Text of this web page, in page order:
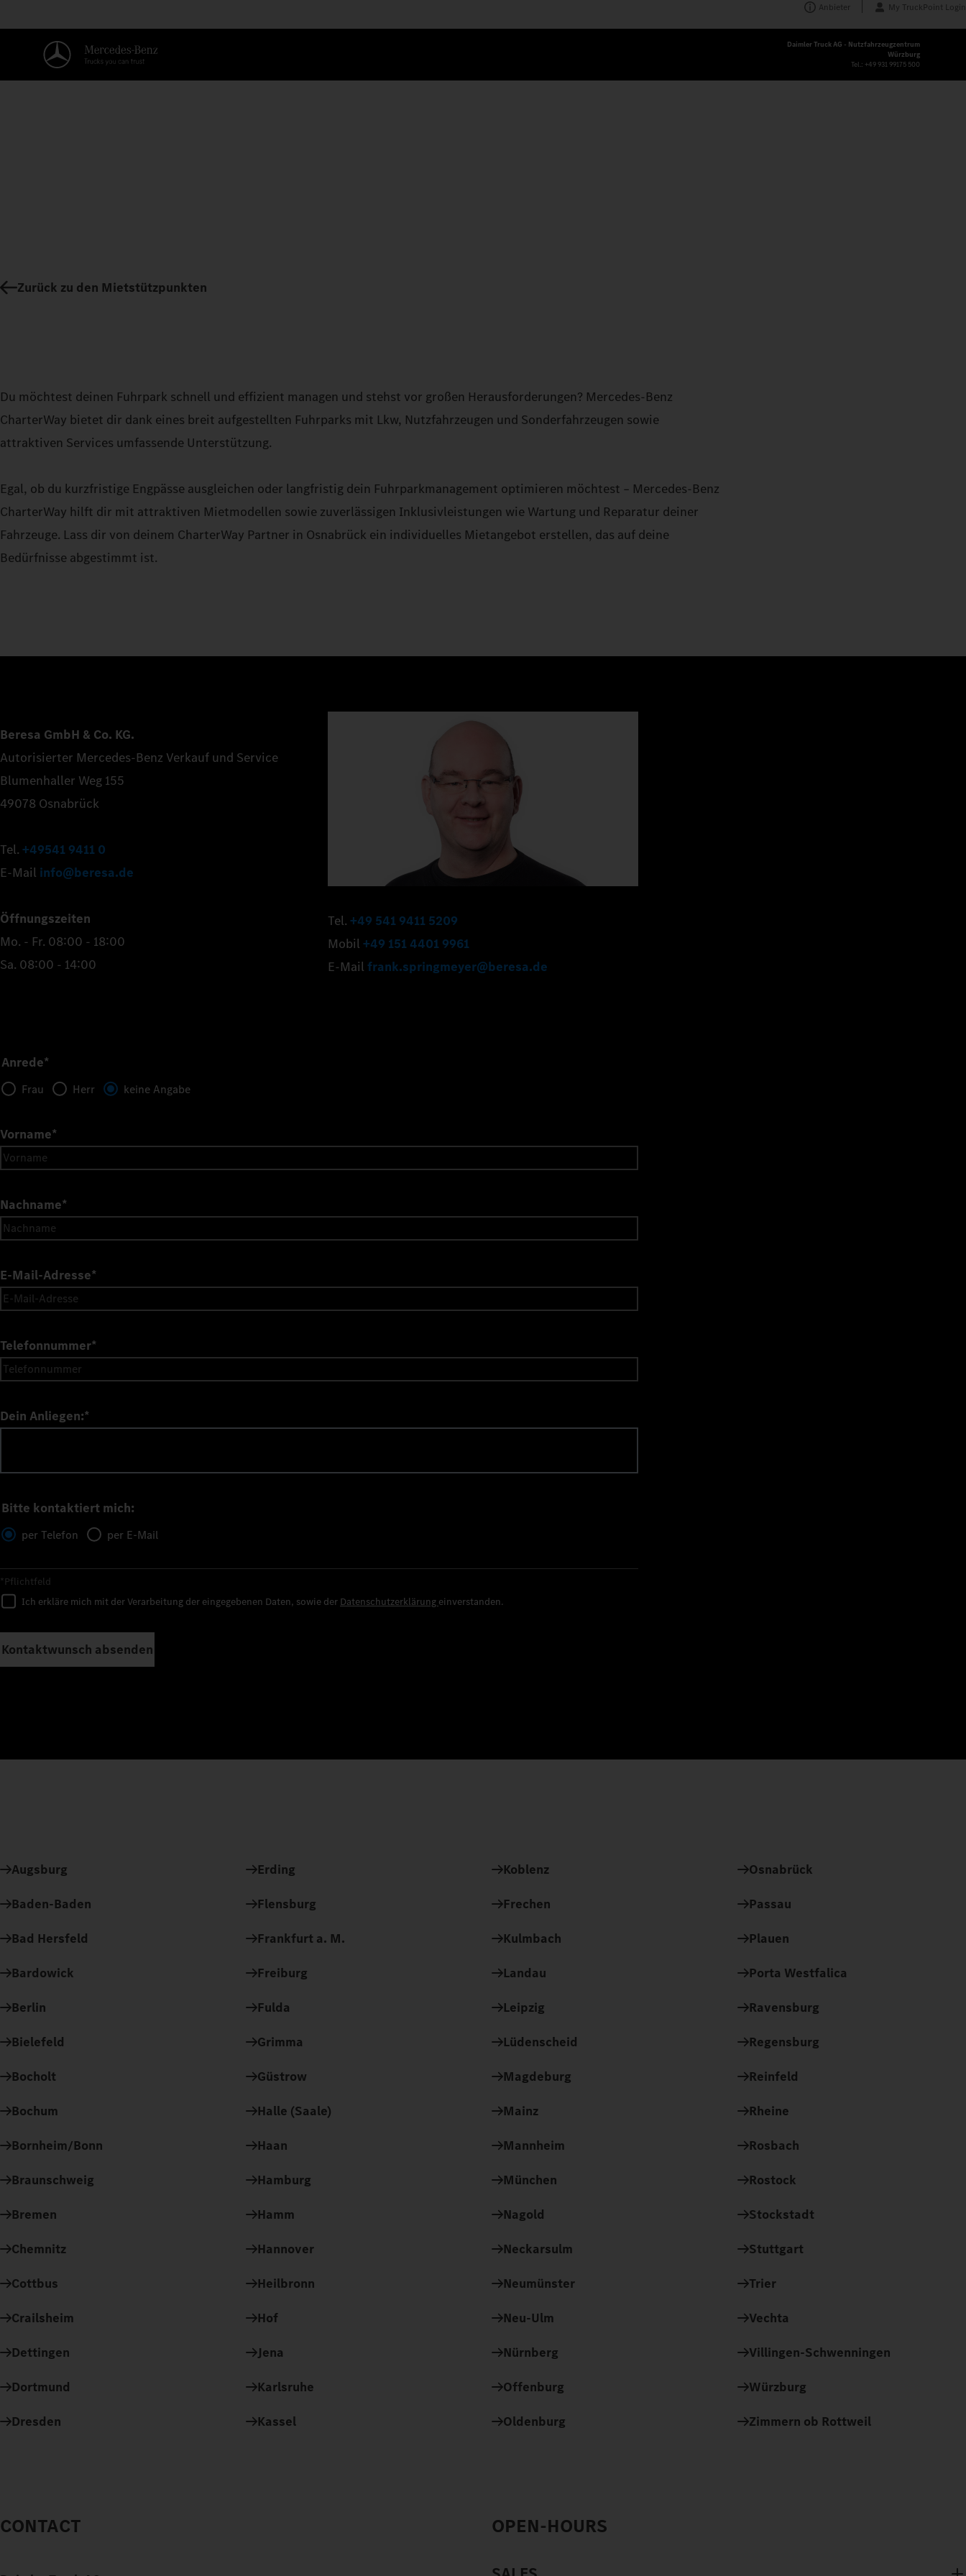
Anbieter My TruckPoint Login
Daimler Truck AG - Nutzfahrzeugzentrum
Würzburg
Tel.: +49 931 99175 500
Zurück zu den Mietstützpunkten
Du möchtest deinen Fuhrpark schnell und effizient managen und stehst vor großen Herausforderungen? Mercedes-Benz
CharterWay bietet dir dank eines breit aufgestellten Fuhrparks mit Lkw, Nutzfahrzeugen und Sonderfahrzeugen sowie
attraktiven Services umfassende Unterstützung.
Egal, ob du kurzfristige Engpässe ausgleichen oder langfristig dein Fuhrparkmanagement optimieren möchtest – Mercedes-Benz
CharterWay hilft dir mit attraktiven Mietmodellen sowie zuverlässigen Inklusivleistungen wie Wartung und Reparatur deiner
Fahrzeuge. Lass dir von deinem CharterWay Partner in Osnabrück ein individuelles Mietangebot erstellen, das auf deine
Bedürfnisse abgestimmt ist.
Beresa GmbH & Co. KG.
Autorisierter Mercedes-Benz Verkauf und Service
Blumenhaller Weg 155
49078 Osnabrück
Tel. +49541 9411 0
E-Mail info@beresa.de
Öffnungszeiten
Mo. - Fr. 08:00 - 18:00
Sa. 08:00 - 14:00
Tel. +49 541 9411 5209
Mobil +49 151 4401 9961
E-Mail frank.springmeyer@beresa.de
Anrede*
Frau Herr keine Angabe
Vorname*
Nachname*
E-Mail-Adresse*
Telefonnummer*
Dein Anliegen:*
Bitte kontaktiert mich:
per Telefon per E-Mail
*Pflichtfeld
Ich erkläre mich mit der Verarbeitung der eingegebenen Daten, sowie der Datenschutzerklärung einverstanden.
Kontaktwunsch absenden
Augsburg
Baden-Baden
Bad Hersfeld
Bardowick
Berlin
Bielefeld
Bocholt
Bochum
Bornheim/Bonn
Braunschweig
Bremen
Chemnitz
Cottbus
Crailsheim
Dettingen
Dortmund
Dresden
Erding
Flensburg
Frankfurt a. M.
Freiburg
Fulda
Grimma
Güstrow
Halle (Saale)
Haan
Hamburg
Hamm
Hannover
Heilbronn
Hof
Jena
Karlsruhe
Kassel
Koblenz
Frechen
Kulmbach
Landau
Leipzig
Lüdenscheid
Magdeburg
Mainz
Mannheim
München
Nagold
Neckarsulm
Neumünster
Neu-Ulm
Nürnberg
Offenburg
Oldenburg
Osnabrück
Passau
Plauen
Porta Westfalica
Ravensburg
Regensburg
Reinfeld
Rheine
Rosbach
Rostock
Stockstadt
Stuttgart
Trier
Vechta
Villingen-Schwenningen
Würzburg
Zimmern ob Rottweil
CONTACT OPEN-HOURS